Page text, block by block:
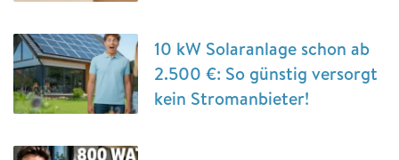
10 kW Solaranlage schon ab
2.500 €: So günstig versorgt
kein Stromanbieter!